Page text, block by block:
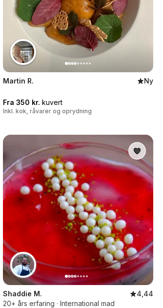
Martin R. Ny
Fra 350 kr. kuvert
Inkl. kok, råvarer og oprydning
Shaddie M.
4,44
20+ års erfaring · International mad